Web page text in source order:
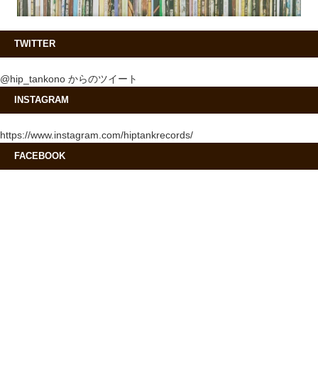
TWITTER
@hip_tankono からのツイート
INSTAGRAM
https://www.instagram.com/hiptankrecords/
FACEBOOK